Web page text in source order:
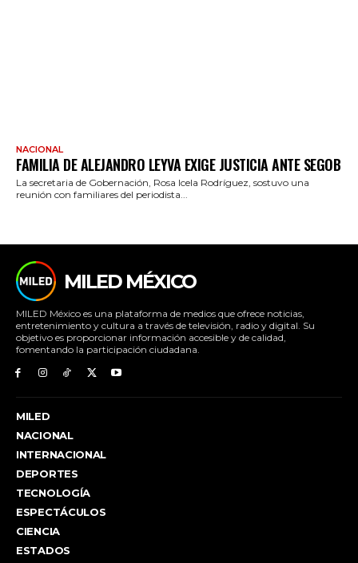
NACIONAL
FAMILIA DE ALEJANDRO LEYVA EXIGE JUSTICIA ANTE SEGOB
La secretaria de Gobernación, Rosa Icela Rodríguez, sostuvo una
reunión con familiares del periodista...
MILED MÉXICO
MILED México es una plataforma de medios que ofrece noticias,
entretenimiento y cultura a través de televisión, radio y digital. Su
objetivo es proporcionar información accesible y de calidad,
fomentando la participación ciudadana.
MILED
NACIONAL
INTERNACIONAL
DEPORTES
TECNOLOGÍA
ESPECTÁCULOS
CIENCIA
ESTADOS